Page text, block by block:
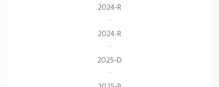
2024-R
2024-R
2025-D